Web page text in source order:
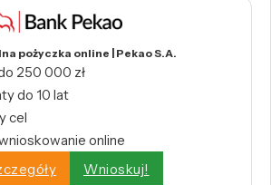
pożyczka online | Pekao S.A.
250 000 zł
do 10 lat
cel
online
Wnioskuj!